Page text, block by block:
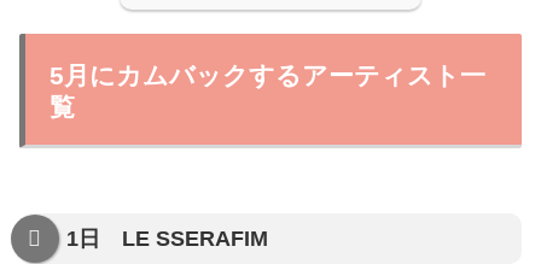
5月にカムバックするアーティスト一
覧
1日 LE SSERAFIM